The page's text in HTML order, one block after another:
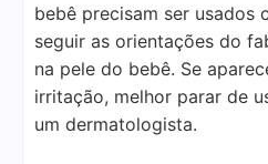
bebê precisam ser usados
seguir as orientações do
na pele do bebê. Se
irritação, melhor parar de
um dermatologista.